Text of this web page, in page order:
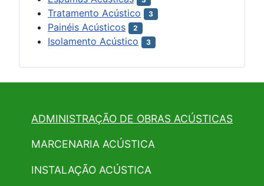
Tratamento Acústico 3
Painéis Acústicos 2
Isolamento Acústico 3
ADMINISTRAÇÃO DE OBRAS ACÚSTICAS
MARCENARIA ACÚSTICA
INSTALAÇÃO ACÚSTICA